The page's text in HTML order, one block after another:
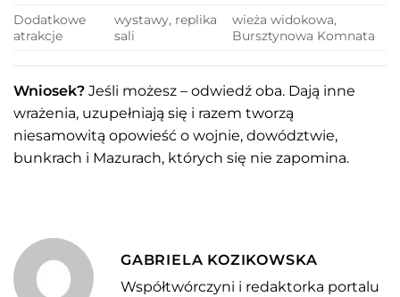
Dodatkowe
atrakcje
wystawy, replika
sali
wieża widokowa,
Bursztynowa Komnata
Wniosek? Jeśli możesz – odwiedź oba. Dają inne
wrażenia, uzupełniają się i razem tworzą
niesamowitą opowieść o wojnie, dowództwie,
bunkrach i Mazurach, których się nie zapomina.
GABRIELA KOZIKOWSKA
Współtwórczyni i redaktorka portalu